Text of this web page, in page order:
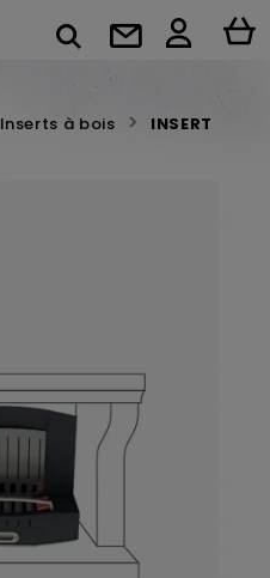
Inserts à bois
INSERT